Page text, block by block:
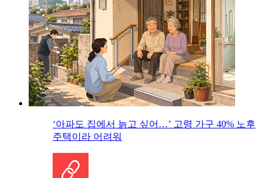
‘아파도 집에서 늙고 싶어…’ 고령 가구 40% 노후
주택이라 어려워